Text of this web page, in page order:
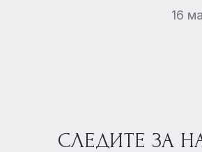
16
СЛЕДИТЕ ЗА